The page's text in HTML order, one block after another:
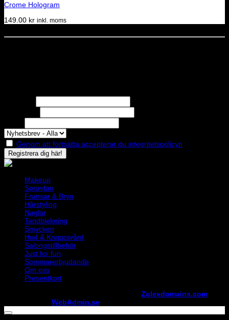
Crome Hologram
149.00 kr inkl. moms
Genom att fortsätta accepterar du integritetspolicyn
Makeup
Spraytan
Fransar & Bryn
Hårstyling
Naglar
Tandblekning
Smycken
Hud & Kroppsvård
Salongstillbehör
Just for fun
Sommarerbjudande
Om oss
Presentkort
Zolexdomains.com
WebAdmin.se